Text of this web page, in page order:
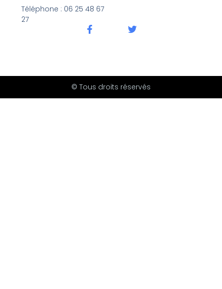
Téléphone : ‭06 25 48 67
27‬
© Tous droits réservés